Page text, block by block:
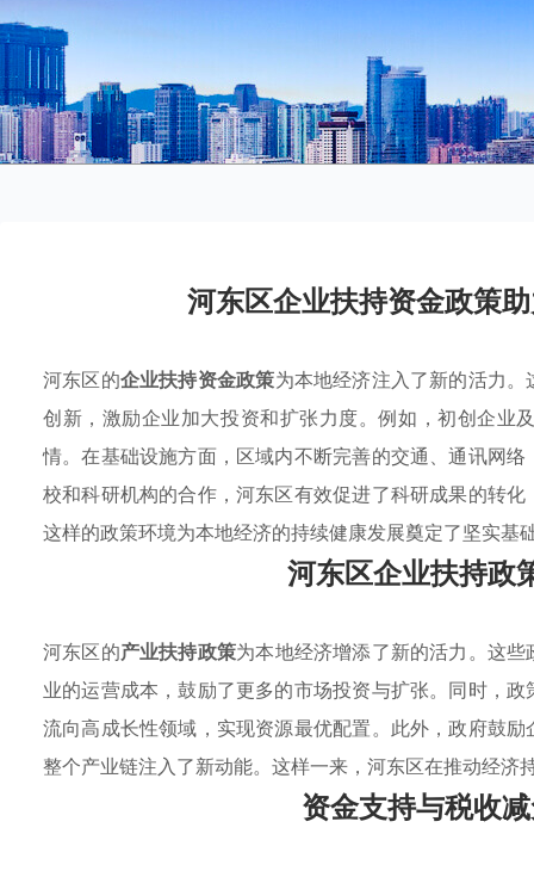
河东区企业扶持资金政策
河东区的企业扶持资金政策为本地经济注入了新的活力
创新，激励企业加大投资和扩张力度。例如，初创企业
情。在基础设施方面，区域内不断完善的交通、通讯网
校和科研机构的合作，河东区有效促进了科研成果的转
这样的政策环境为本地经济的持续健康发展奠定了坚实基
河东区企业扶持政
河东区的产业扶持政策为本地经济增添了新的活力。这些
业的运营成本，鼓励了更多的市场投资与扩张。同时，
流向高成长性领域，实现资源最优配置。此外，政府鼓
整个产业链注入了新动能。这样一来，河东区在推动经济
资金支持与税收